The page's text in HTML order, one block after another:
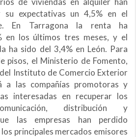
su expectativas un 4,5% en el
En Tarragona la renta ha
en los últimos tres meses, y el
ha sido del 3,4% en León. Para
pisos, el Ministerio de Fomento,
Instituto de Comercio Exterior
a las compañías promotoras y
interesadas en recuperar los
distribución y
las empresas han perdido
principales mercados emisores